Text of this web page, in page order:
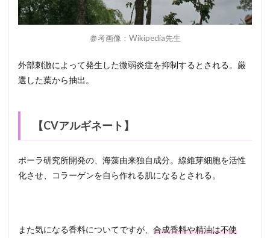
参考画像：Wikipedia先生
外部刺激によって発生した微弱炎症を抑制するとされる。厳
選した葉から抽出。
【CVアルギネート】
ポーラ研究所開発の、海藻由来独自成分。線維芽細胞を活性
化させ、コラーゲンを自ら作れる肌になるとされる。
また気になる香料についてですが、 合成香料や精油は不使